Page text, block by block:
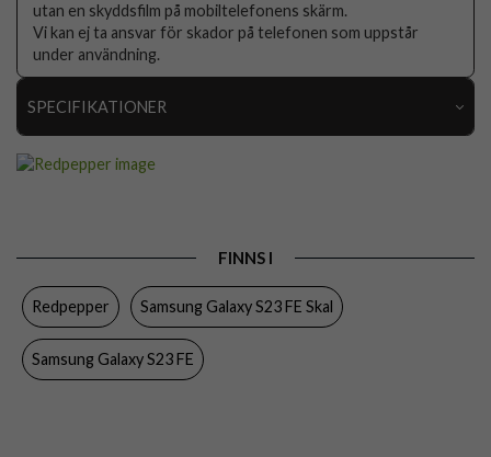
utan en skyddsfilm på mobiltelefonens skärm.
Vi kan ej ta ansvar för skador på telefonen som uppstår
under användning.
SPECIFIKATIONER
Inbyggt skärmskydd, Vattentålig
Färg Genomskinlig, Svart
Hårdplast (PC), Mjukplast (TPU), PET
Varumärke
FINNS I
Redpepper Samsung Galaxy S23 FE Skal
Samsung Galaxy S23 FE